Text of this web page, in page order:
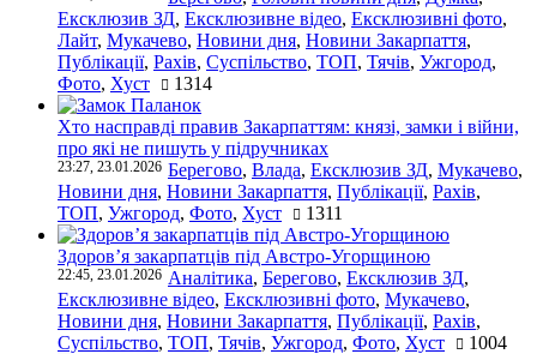
Ексклюзив ЗД, Ексклюзивне відео, Ексклюзивні фото,
Лайт, Мукачево, Новини дня, Новини Закарпаття,
Публікації, Рахів, Суспільство, ТОП, Тячів, Ужгород,
Фото, Хуст 1314
Хто насправді правив Закарпаттям: князі, замки і війни,
про які не пишуть у підручниках
23:27, 23.01.2026 Берегово, Влада, Ексклюзив ЗД, Мукачево,
Новини дня, Новини Закарпаття, Публікації, Рахів,
ТОП, Ужгород, Фото, Хуст 1311
Здоров’я закарпатців під Австро-Угорщиною
22:45, 23.01.2026 Аналітика, Берегово, Ексклюзив ЗД,
Ексклюзивне відео, Ексклюзивні фото, Мукачево,
Новини дня, Новини Закарпаття, Публікації, Рахів,
Суспільство, ТОП, Тячів, Ужгород, Фото, Хуст 1004